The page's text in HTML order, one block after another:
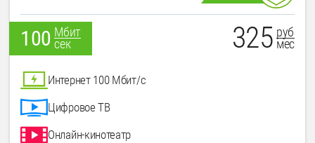
100 Мбит
сек
325 руб
мес
Интернет 100 Мбит/с
Цифровое ТВ
Онлайн-кинотеатр